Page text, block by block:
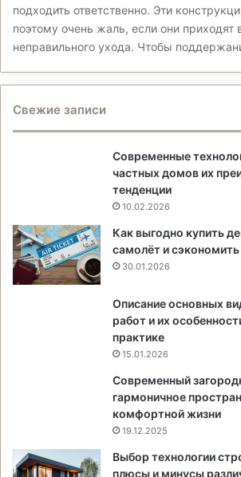
подходить ответственно. Эти
поэтому очень жаль, если они приходят
неправильного ухода. Чтобы
Свежие записи
Современные
частных домов их
тенденции
10.02.2026
Как выгодно купить
самолёт и
30.01.2026
Описание основных
работ и их
практике
15.01.2026
Современный
гармоничное
комфортной жизни
19.12.2025
Выбор технологии
плюсы и минусы